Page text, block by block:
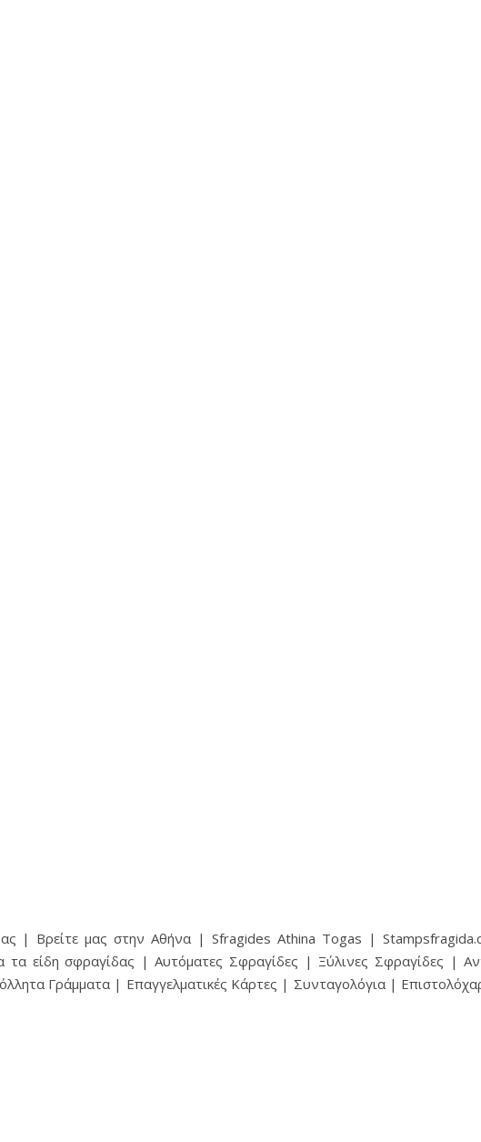
| Βρείτε μας στην Αθήνα | Sfragides Athina Togas |
είδη σφραγίδας | Αυτόματες Σφραγίδες | Ξύλινες Σφραγίδες |
Γράμματα | Επαγγελματικές Κάρτες | Συνταγολόγια |